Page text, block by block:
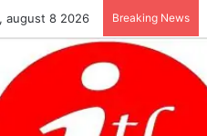
august 8 2026 Breaking News